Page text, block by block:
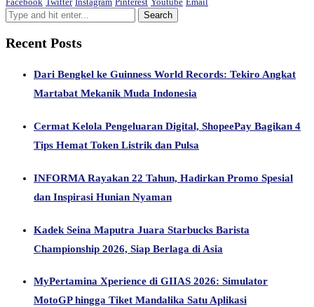
Recent Posts
Dari Bengkel ke Guinness World Records: Tekiro Angkat
Martabat Mekanik Muda Indonesia
Cermat Kelola Pengeluaran Digital, ShopeePay Bagikan 4
Tips Hemat Token Listrik dan Pulsa
INFORMA Rayakan 22 Tahun, Hadirkan Promo Spesial
dan Inspirasi Hunian Nyaman
Kadek Seina Maputra Juara Starbucks Barista
Championship 2026, Siap Berlaga di Asia
MyPertamina Xperience di GIIAS 2026: Simulator
MotoGP hingga Tiket Mandalika Satu Aplikasi